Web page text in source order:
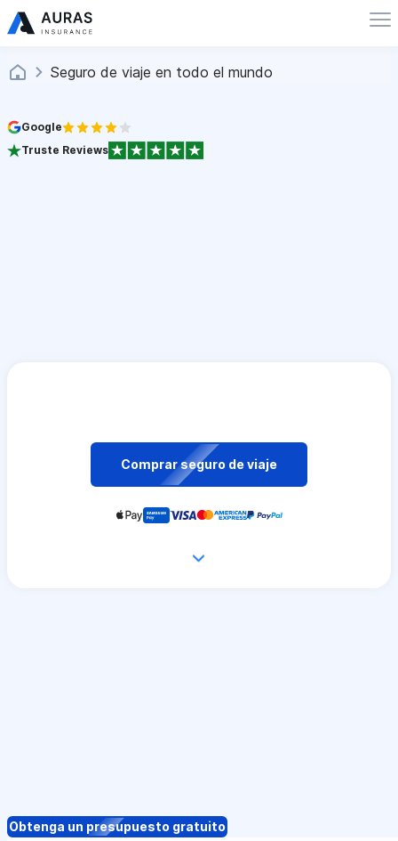
Seguro de viaje en todo el mundo
Google
Truste Reviews
Comprar seguro de viaje
Obtenga un presupuesto gratuito